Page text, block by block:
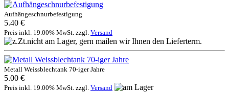
Aufhängeschnurbefestigung
5.40 €
Preis inkl. 19.00% MwSt. zzgl. Versand
Metall Weissblechtank 70-iger Jahre
5.00 €
Preis inkl. 19.00% MwSt. zzgl. Versand